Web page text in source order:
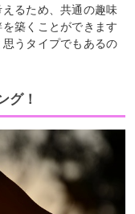
るため、共通の趣味
築くことができます
うタイプでもあるの
グ！